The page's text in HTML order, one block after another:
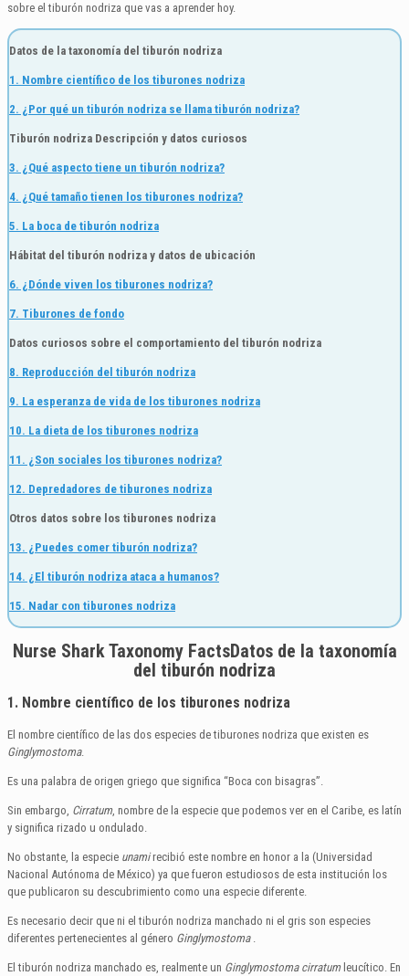
sobre el tiburón nodriza que vas a aprender hoy.
Datos de la taxonomía del tiburón nodriza
1. Nombre científico de los tiburones nodriza
2. ¿Por qué un tiburón nodriza se llama tiburón nodriza?
Tiburón nodriza Descripción y datos curiosos
3. ¿Qué aspecto tiene un tiburón nodriza?
4. ¿Qué tamaño tienen los tiburones nodriza?
5. La boca de tiburón nodriza
Hábitat del tiburón nodriza y datos de ubicación
6. ¿Dónde viven los tiburones nodriza?
7. Tiburones de fondo
Datos curiosos sobre el comportamiento del tiburón nodriza
8. Reproducción del tiburón nodriza
9. La esperanza de vida de los tiburones nodriza
10. La dieta de los tiburones nodriza
11. ¿Son sociales los tiburones nodriza?
12. Depredadores de tiburones nodriza
Otros datos sobre los tiburones nodriza
13. ¿Puedes comer tiburón nodriza?
14. ¿El tiburón nodriza ataca a humanos?
15. Nadar con tiburones nodriza
Nurse Shark Taxonomy FactsDatos de la taxonomía
del tiburón nodriza
1. Nombre científico de los tiburones nodriza
El nombre científico de las dos especies de tiburones nodriza que existen es
Ginglymostoma.
Es una palabra de origen griego que significa “Boca con bisagras”.
Sin embargo, Cirratum, nombre de la especie que podemos ver en el Caribe, es latín
y significa rizado u ondulado.
No obstante, la especie unamirecibió este nombre en honor a la (Universidad
Nacional Autónoma de México) ya que fueron estudiosos de esta institución los
que publicaron su descubrimiento como una especie diferente.
Es necesario decir que ni el tiburón nodriza manchado ni el gris son especies
diferentes pertenecientes al género Ginglymostoma.
El tiburón nodriza manchado es, realmente un Ginglymostoma cirratum leucítico. En